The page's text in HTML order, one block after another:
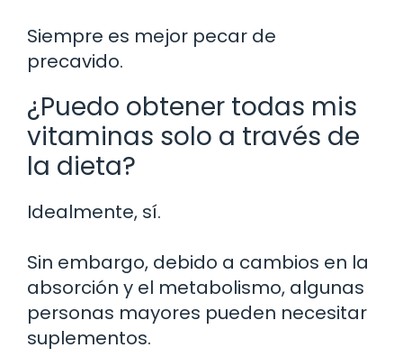
Siempre es mejor pecar de
precavido.
¿Puedo obtener todas mis
vitaminas solo a través de
la dieta?
Idealmente, sí.
Sin embargo, debido a cambios en la
absorción y el metabolismo, algunas
personas mayores pueden necesitar
suplementos.